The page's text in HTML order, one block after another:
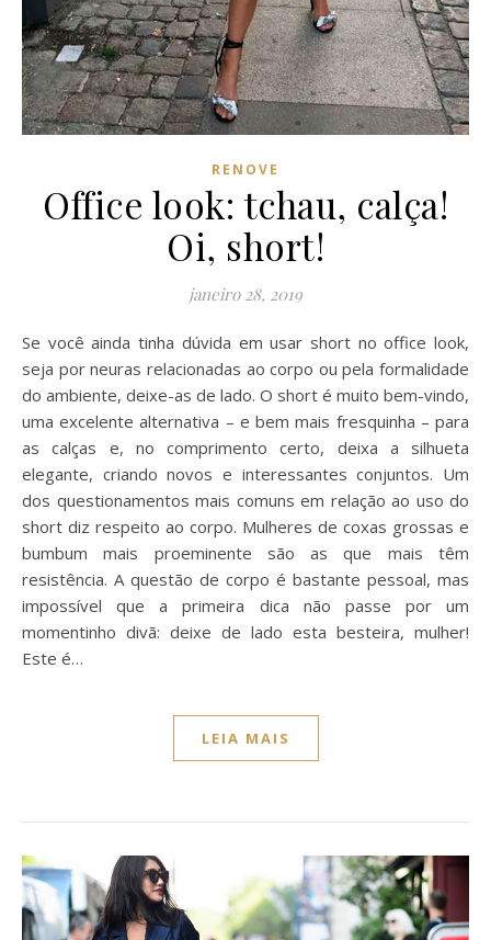
RENOVE
Office look: tchau, calça!
Oi, short!
janeiro 28, 2019
Se você ainda tinha dúvida em usar short no office look,
seja por neuras relacionadas ao corpo ou pela formalidade
do ambiente, deixe-as de lado. O short é muito bem-vindo,
uma excelente alternativa – e bem mais fresquinha – para
as calças e, no comprimento certo, deixa a silhueta
elegante, criando novos e interessantes conjuntos. Um
dos questionamentos mais comuns em relação ao uso do
short diz respeito ao corpo. Mulheres de coxas grossas e
bumbum mais proeminente são as que mais têm
resistência. A questão de corpo é bastante pessoal, mas
impossível que a primeira dica não passe por um
momentinho divã: deixe de lado esta besteira, mulher!
Este é…
LEIA MAIS